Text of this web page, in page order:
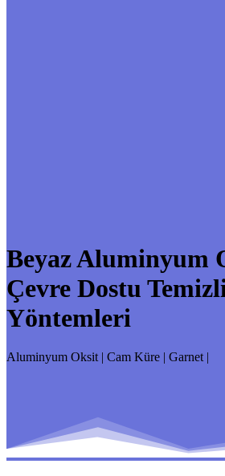
Beyaz Aluminyum
Çevre Dostu
Yöntemleri
Aluminyum Oksit | Cam Küre | Garnet |